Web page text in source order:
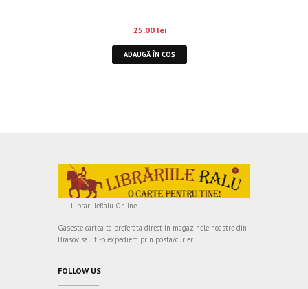
25.00 lei
ADAUGĂ ÎN COȘ
LibrariileRalu Online
Gaseste cartea ta preferata direct in magazinele noastre din
Brasov sau ti-o expediem prin posta/curier.
FOLLOW US